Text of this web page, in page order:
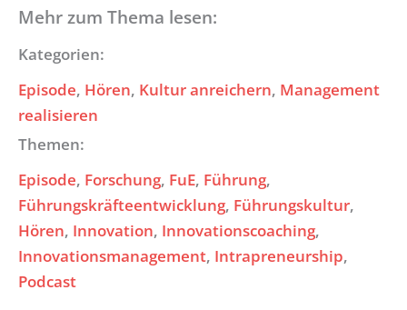
Mehr zum Thema lesen:
Kategorien:
Episode, Hören, Kultur anreichern, Management
realisieren
Themen:
Episode, Forschung, FuE, Führung
Führungskräfteentwicklung, Führungskultur
Hören, Innovation, Innovationscoaching
Innovationsmanagement, Intrapreneurship
Podcast